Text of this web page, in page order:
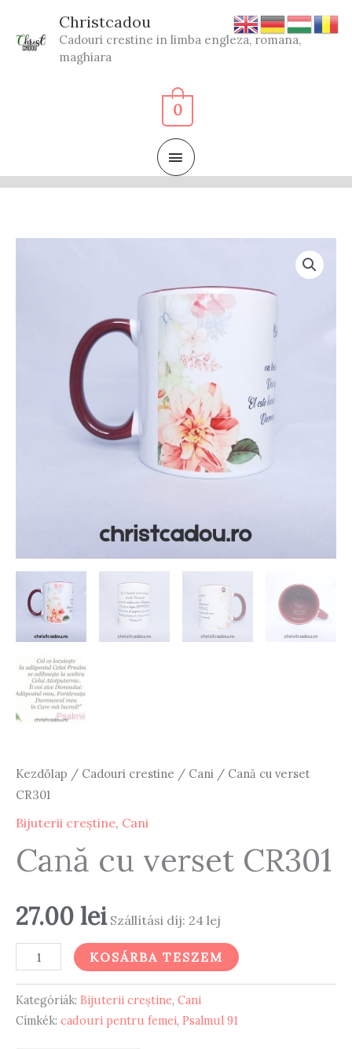
content
Christcadou
Cadouri crestine in limba engleza, romana,
maghiara
MAIN
MENU
0
Kezdőlap / Cadouri crestine / Cani / Cană cu verset
CR301
Bijuterii creștine, Cani
Cană cu verset CR301
27.00 lei Szállítási díj: 24 lej
Cană
verset
CR301
KOSÁRBA TESZEM
Kategóriák: Bijuterii creștine, Cani
Címkék: cadouri pentru femei, Psalmul 91